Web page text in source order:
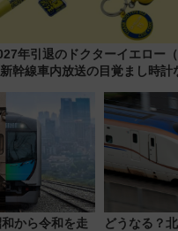
年引退のドクターイエロー
幹線車内放送の目覚まし時計
から令和を走
どうなる？